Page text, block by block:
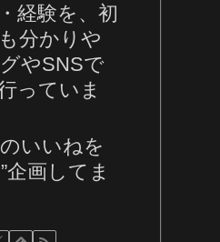
経験を、初
分かりや
やSNSで
っていま
いいねを
企画してま